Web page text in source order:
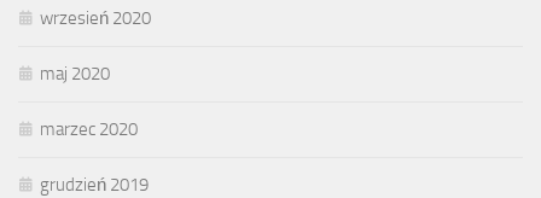
wrzesień 2020
maj 2020
marzec 2020
grudzień 2019